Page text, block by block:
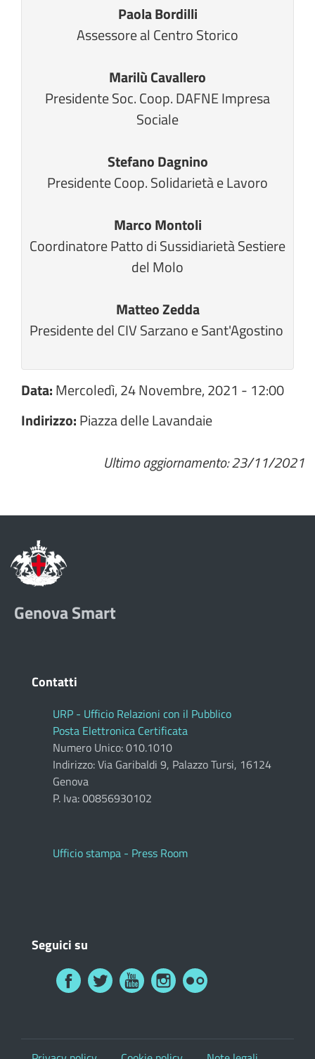
Paola Bordilli
Assessore al Centro Storico
Marilù Cavallero
Presidente Soc. Coop. DAFNE Impresa
Sociale
Stefano Dagnino
Presidente Coop. Solidarietà e Lavoro
Marco Montoli
Coordinatore Patto di Sussidiarietà Sestiere
del Molo
Matteo Zedda
Presidente del CIV Sarzano e Sant'Agostino
Data:Mercoledì, 24 Novembre, 2021 - 12:00
Indirizzo:Piazza delle Lavandaie
Ultimo aggiornamento: 23/11/2021
Genova Smart
Contatti
URP - Ufficio Relazioni con il Pubblico
Posta Elettronica Certificata
Numero Unico: 010.1010
Indirizzo: Via Garibaldi 9, Palazzo Tursi, 16124
Genova
P. Iva: 00856930102
Ufficio stampa - Press Room
Seguici su